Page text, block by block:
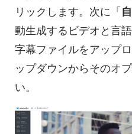
リックします。次に「
動生成するビデオと言
字幕ファイルをアップ
ップダウンからそのオ
い。